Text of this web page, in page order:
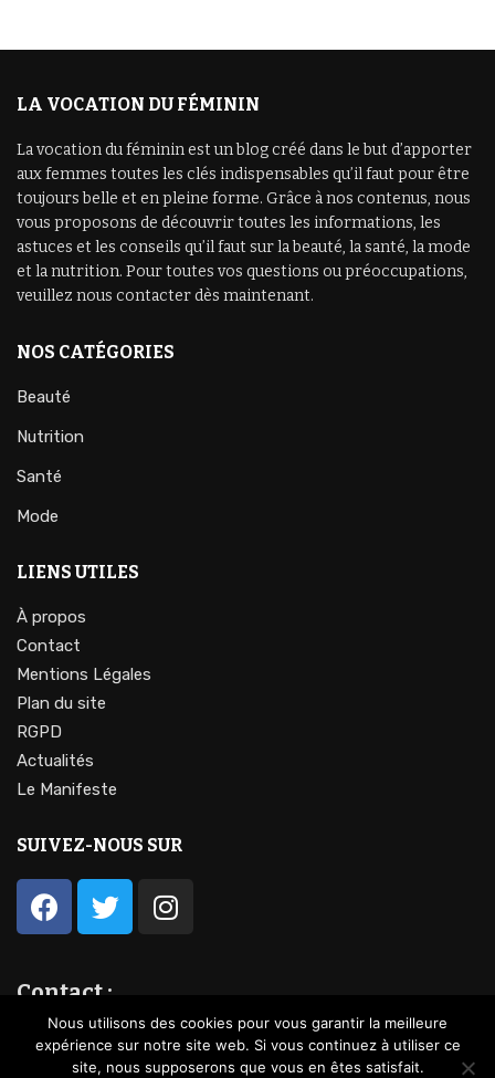
LA VOCATION DU FÉMININ
La vocation du féminin est un blog créé dans le but d’apporter
aux femmes toutes les clés indispensables qu’il faut pour être
toujours belle et en pleine forme. Grâce à nos contenus, nous
vous proposons de découvrir toutes les informations, les
astuces et les conseils qu’il faut sur la beauté, la santé, la mode
et la nutrition. Pour toutes vos questions ou préoccupations,
veuillez nous contacter dès maintenant.
NOS CATÉGORIES
Beauté
Nutrition
Santé
Mode
LIENS UTILES
À propos
Contact
Mentions Légales
Plan du site
RGPD
Actualités
Le Manifeste
SUIVEZ-NOUS SUR
Contact :
contact@lavocationdufeminin.fr
Nous utilisons des cookies pour vous garantir la meilleure
expérience sur notre site web. Si vous continuez à utiliser ce
site, nous supposerons que vous en êtes satisfait.